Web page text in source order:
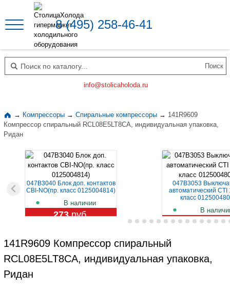
8 (495) 258-46-41
Поиск по каталогу
info@stolicaholoda.ru
→ Компрессоры → Спиральные компрессоры → 141R9609
Компрессор спиральный RCL08E5LT8CA, индивидуальная упаковка,
Ридан
047B3040 Блок доп. контактов
CBI-NO(пр. класс 0125004814)
В наличии
273руб.
047B3053
автоматический CTI
класс
В
1 129 руб.
141R9609 Компрессор спиральный
RCL08E5LT8CA, индивидуальная упаковка,
Ридан